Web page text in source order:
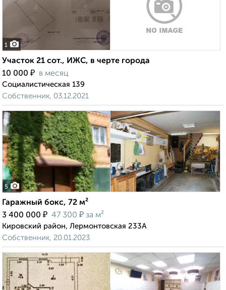
1
Участок 21 сот., ИЖС, в черте города
10 000 ₽ в месяц
Социалистическая 139
Собственник, 03.12.2021
5
Гаражный бокс, 72 м²
3 400 000 ₽ 47 300 ₽ за м²
Кировский район, Лермонтовская 233А
Собственник, 20.01.2023